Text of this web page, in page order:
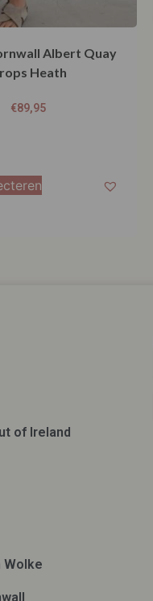
Albert Quay
Heath
€89,95
of Ireland
Wolke